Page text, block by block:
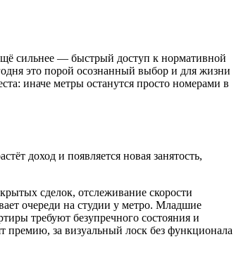
сильнее — быстрый доступ к нормативной
это порой осознанный выбор и для жизни
иначе метры останутся просто номерами в
доход и появляется новая занятость,
сделок, отслеживание скорости
очереди на студии у метро. Младшие
требуют безупречного состояния и
премию, за визуальный лоск без функционала